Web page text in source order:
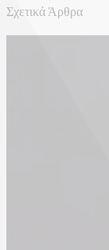
Σχετικά Άρθρα